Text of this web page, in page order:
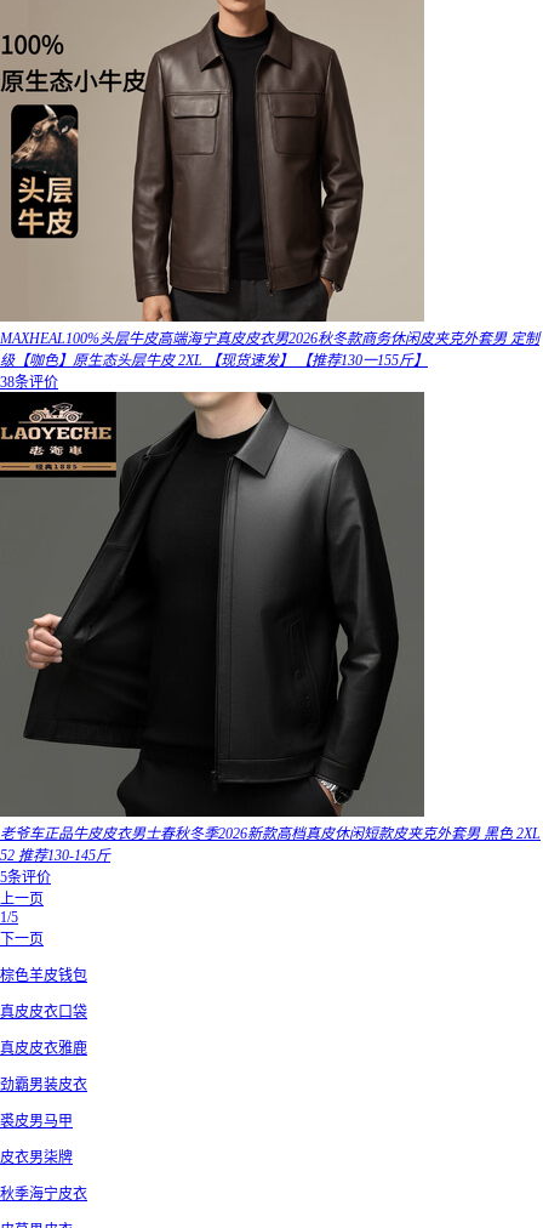
MAXHEAL100%头层牛皮高端海宁真皮皮衣男2026秋冬款商务休闲皮夹克外套男 定制
级【咖色】原生态头层牛皮 2XL 【现货速发】 【推荐130一155斤】
38条评价
老爷车正品牛皮皮衣男士春秋冬季2026新款高档真皮休闲短款皮夹克外套男 黑色 2XL
52 推荐130-145斤
5条评价
上一页
1/5
下一页
棕色羊皮钱包
真皮皮衣口袋
真皮皮衣雅鹿
劲霸男装皮衣
裘皮男马甲
皮衣男柒牌
秋季海宁皮衣